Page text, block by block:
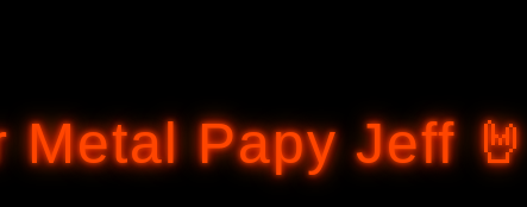
Papy Jeff 🤘